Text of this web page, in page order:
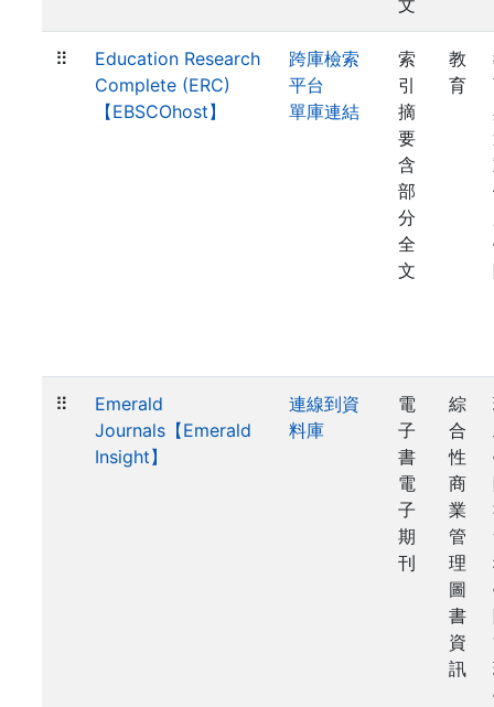
文
⠿
Education Research
Complete (ERC)
【EBSCOhost】
跨庫檢索
平台
單庫連結
索
引
摘
要
含
部
分
全
文
教
育
⠿
Emerald
Journals【Emerald
Insight】
連線到資
料庫
電
子
書
電
子
期
刊
綜
合
性
商
業
管
理
圖
書
資
訊